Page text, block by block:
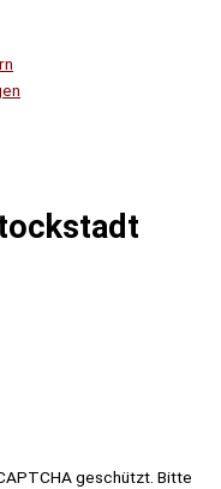
geschützt. Bitte